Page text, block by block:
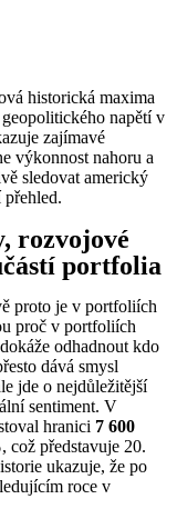
historická maxima
napětí v
zajímavé
výkonnost nahoru a
sledovat americký
přehled.
rozvojové
portfolia
proto je v portfoliích
proč v portfoliích
odhadnout kdo
dává smysl
jde o nejdůležitější
sentiment. V
hranici 7 600
, což představuje 20.
ukazuje, že po
roce v